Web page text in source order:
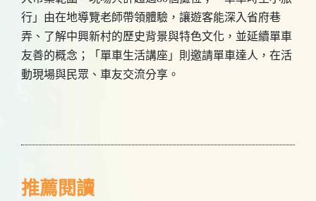
行」由在地導覽老師帶領體驗，讓遊客能深入省府巷
弄、了解中興新村的歷史背景與特色文化，並延續單車
友善的概念；「單車生活講座」則邀請單車達人，在活
動現場與民眾、車友交流分享。
推薦閱讀